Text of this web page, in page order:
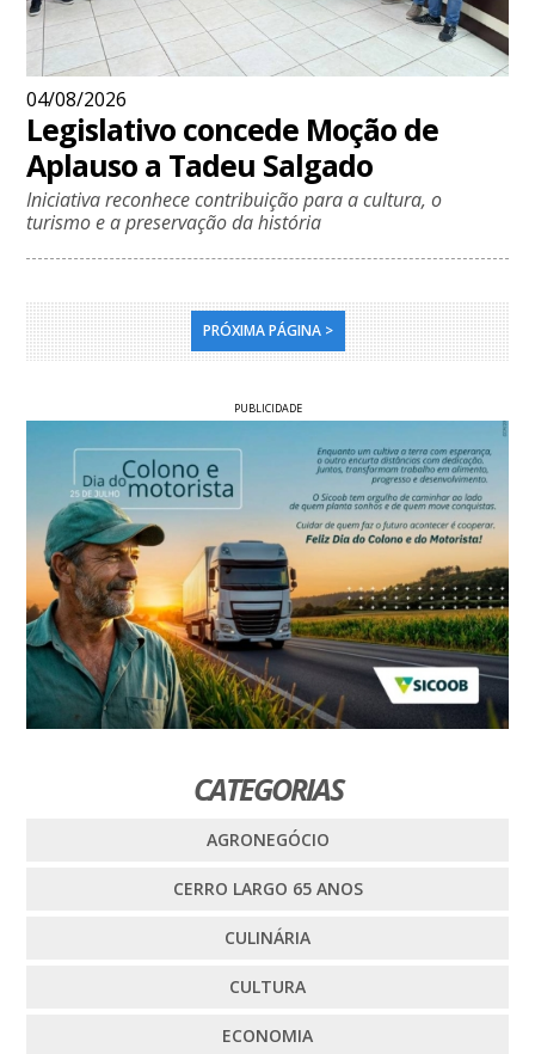
04/08/2026
Legislativo concede Moção de
Aplauso a Tadeu Salgado
Iniciativa reconhece contribuição para a cultura, o
turismo e a preservação da história
PRÓXIMA PÁGINA >
PUBLICIDADE
CATEGORIAS
AGRONEGÓCIO
CERRO LARGO 65 ANOS
CULINÁRIA
CULTURA
ECONOMIA